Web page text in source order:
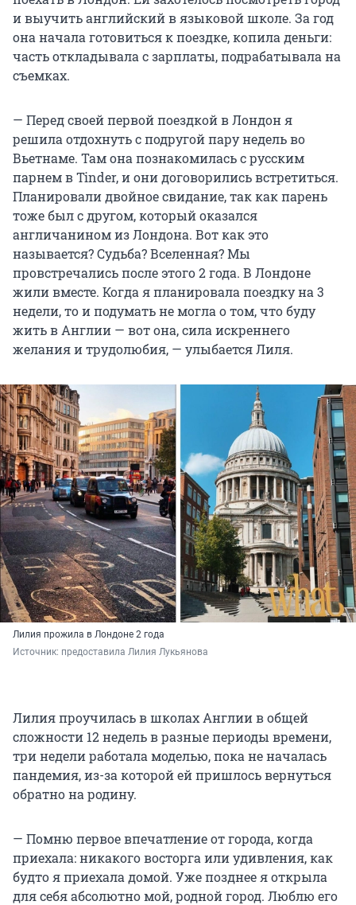
и выучить английский в языковой школе. За год
она начала готовиться к поездке, копила деньги:
часть откладывала с зарплаты, подрабатывала на
съемках.
— Перед своей первой поездкой в Лондон я
решила отдохнуть с подругой пару недель во
Вьетнаме. Там она познакомилась с русским
парнем в Tinder, и они договорились встретиться.
Планировали двойное свидание, так как парень
тоже был с другом, который оказался
англичанином из Лондона. Вот как это
называется? Судьба? Вселенная? Мы
провстречались после этого 2 года. В Лондоне
жили вместе. Когда я планировала поездку на 3
недели, то и подумать не могла о том, что буду
жить в Англии — вот она, сила искреннего
желания и трудолюбия, — улыбается Лиля.
Лилия прожила в Лондоне 2 года
Источник: предоставила Лилия Лукьянова
Лилия проучилась в школах Англии в общей
сложности 12 недель в разные периоды времени,
три недели работала моделью, пока не началась
пандемия, из-за которой ей пришлось вернуться
обратно на родину.
— Помню первое впечатление от города, когда
приехала: никакого восторга или удивления, как
будто я приехала домой. Уже позднее я открыла
для себя абсолютно мой, родной город. Люблю его